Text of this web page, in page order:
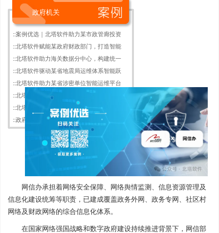
政府机关
::案例优选｜北塔软件助力某市政管廊投资
::北塔软件赋能某政府财政部门，打造智能
::北塔软件助力海关数据分中心，构建统一
::北塔软件驱动某省地震局运维体系智能跃
::北塔软件助力某省涉密单位智能运维平台
::北塔软件以智能运维体系赋能某市“城市
::北塔软件助力某网信办构建统智能运维体
::政府信创运维大时代来临，北塔软件智能
网信办承担着网络安全保障、网络舆情监测、信息资源管理及
信息化建设统筹等职责，已建成覆盖政务外网、政务专网、社区村
网络及财政网络的综合信息化体系。
在国家网络强国战略和数字政府建设持续推进背景下，网信部